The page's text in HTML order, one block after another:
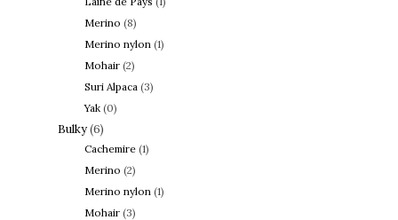
Merino (8)
Merino nylon (1)
Mohair (2)
Suri Alpaca (3)
Yak (0)
Bulky(6)
Cachemire (1)
Merino (2)
Merino nylon (1)
Mohair (3)